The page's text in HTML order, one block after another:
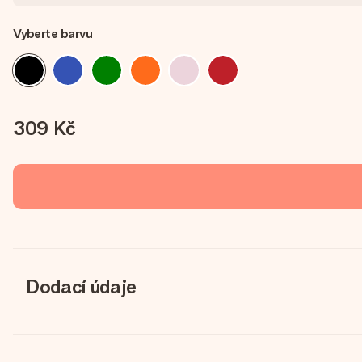
Vyberte barvu
309 Kč
Dodací údaje